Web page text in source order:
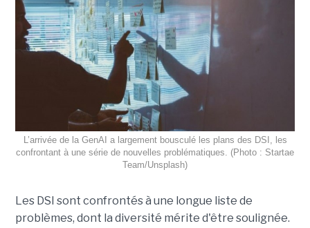
L’arrivée de la GenAI a largement bousculé les plans des DSI, les
confrontant à une série de nouvelles problématiques. (Photo : Startae
Team/Unsplash)
Les DSI sont confrontés à une longue liste de
problèmes, dont la diversité mérite d'être soulignée.